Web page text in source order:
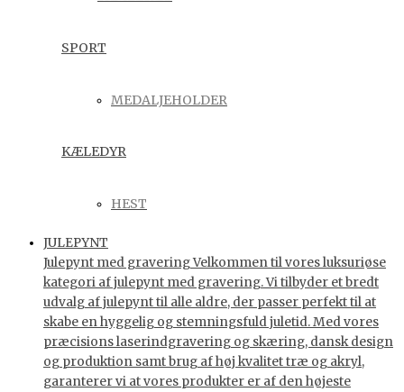
SPORT
MEDALJEHOLDER
KÆLEDYR
HEST
JULEPYNT
Julepynt med gravering Velkommen til vores luksuriøse
kategori af julepynt med gravering. Vi tilbyder et bredt
udvalg af julepynt til alle aldre, der passer perfekt til at
skabe en hyggelig og stemningsfuld juletid. Med vores
præcisions laserindgravering og skæring, dansk design
og produktion samt brug af høj kvalitet træ og akryl,
garanterer vi at vores produkter er af den højeste